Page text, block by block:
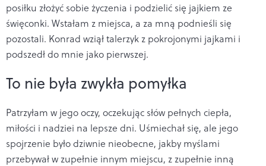
posiłku złożyć sobie życzenia i podzielić się jajkiem ze
święconki. Wstałam z miejsca, a za mną podnieśli się
pozostali. Konrad wziął talerzyk z pokrojonymi jajkami i
podszedł do mnie jako pierwszej.
To nie była zwykła pomyłka
Patrzyłam w jego oczy, oczekując słów pełnych ciepła,
miłości i nadziei na lepsze dni. Uśmiechał się, ale jego
spojrzenie było dziwnie nieobecne, jakby myślami
przebywał w zupełnie innym miejscu, z zupełnie inną